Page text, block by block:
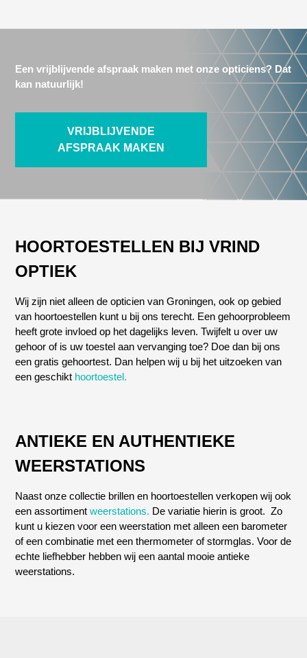
Een vrijblijvende afspraak maken met onze opticiens? Dat
kan natuurlijk!
VRIJBLIJVENDE
AFSPRAAK MAKEN
HOORTOESTELLEN BIJ VRIND
OPTIEK
Wij zijn niet alleen de opticien van Groningen, ook op gebied
van hoortoestellen kunt u bij ons terecht. Een gehoorprobleem
heeft grote invloed op het dagelijks leven. Twijfelt u over uw
gehoor of is uw toestel aan vervanging toe? Doe dan bij ons
een gratis gehoortest. Dan helpen wij u bij het uitzoeken van
een geschikt hoortoestel.
ANTIEKE EN AUTHENTIEKE
WEERSTATIONS
Naast onze collectie brillen en hoortoestellen verkopen wij ook
een assortimentweerstations. De variatie hierin is groot. Zo
kunt u kiezen voor een weerstation met alleen een barometer
of een combinatie met een thermometer of stormglas. Voor de
echte liefhebber hebben wij een aantal mooie antieke
weerstations.